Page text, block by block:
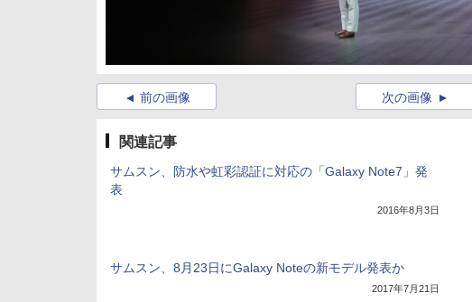
前の画像 次の画像
関連記事
サムスン、防水や虹彩認証に対応の「Galaxy Note7」発
表
2016年8月3日
サムスン、8月23日にGalaxy Noteの新モデル発表か
2017年7月21日